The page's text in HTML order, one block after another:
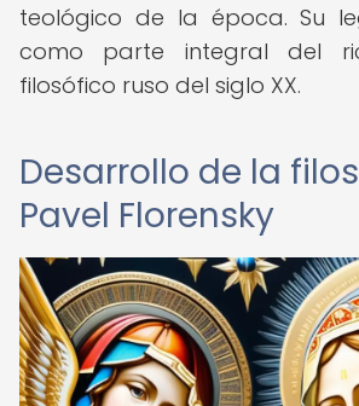
teológico de la época. Su
como parte integral del
filosófico ruso del siglo XX.
Desarrollo de la
Pavel Florensky